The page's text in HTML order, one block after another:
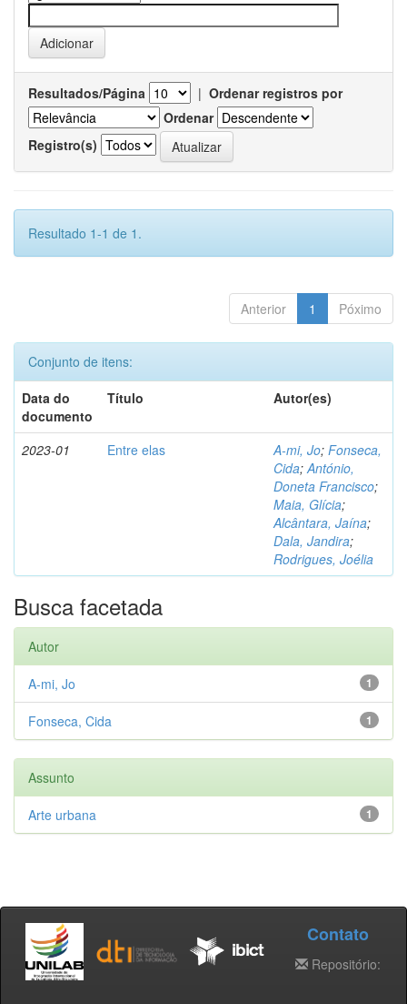
Resultados/Página | Ordenar registros por
Ordenar
Registro(s)
Resultado 1-1 de 1.
Anterior 1 Póximo
Conjunto de itens:
Data do
documento
Título Autor(es)
2023-01 Entre elas A-mi, Jo; Fonseca,
Cida;António,
Doneta Francisco;
Maia, Glícia;
Alcântara, Jaína;
Dala, Jandira;
Rodrigues, Joélia
Busca facetada
Autor
1
A-mi, Jo
1
Fonseca, Cida
Assunto
1
Arte urbana
Contato
Repositório: